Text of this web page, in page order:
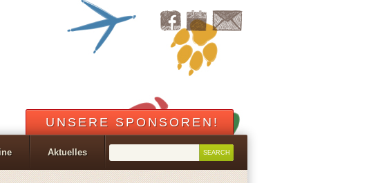
UNSERE SPONSOREN!
Aktuelles